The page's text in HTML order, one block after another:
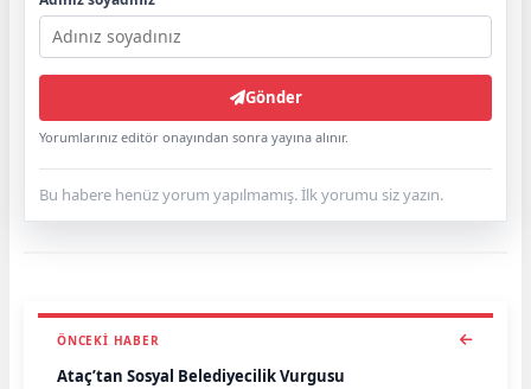
Gönder
Yorumlarınız editör onayından sonra yayına alınır.
Bu habere henüz yorum yapılmamış. İlk yorumu siz yazın.
ÖNCEKI HABER
Ataç’tan Sosyal Belediyecilik Vurgusu